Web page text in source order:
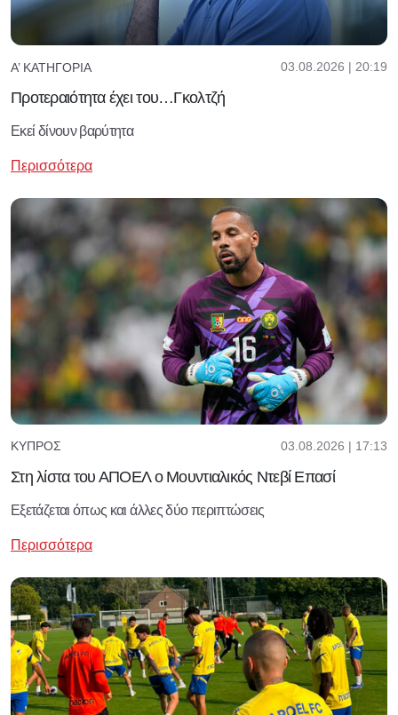
Α’ ΚΑΤΗΓΟΡΊΑ 03.08.2026 | 20:19
Προτεραιότητα έχει του…Γκολτζή
Εκεί δίνουν βαρύτητα
Περισσότερα
ΚΎΠΡΟΣ 03.08.2026 | 17:13
Στη λίστα του ΑΠΟΕΛ ο Μουντιαλικός Ντεβί Επασί
Εξετάζεται όπως και άλλες δύο περιπτώσεις
Περισσότερα